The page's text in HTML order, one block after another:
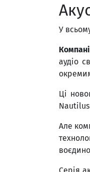
У
аудіо
Ці
Nautilus
Але